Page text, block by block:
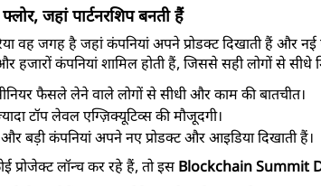
जहां पार्टनरशिप बनती हैं
वह जगह है जहां कंपनियां अपने प्रोडक्ट दिखाती हैं और नई
हजारों कंपनियां शामिल होती हैं, जिससे सही लोगों से सीधे
फैसले लेने वाले लोगों से सीधी और काम की बातचीत।
टॉप लेवल एग्ज़िक्यूटिव्स की मौजूदगी।
और बड़ी कंपनियां अपने नए प्रोडक्ट और आइडिया दिखाती हैं।
प्रोजेक्ट लॉन्च कर रहे हैं, तो इस Blockchain Summit